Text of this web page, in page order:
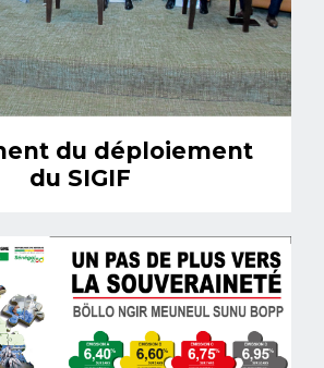
du déploiement
du SIGIF